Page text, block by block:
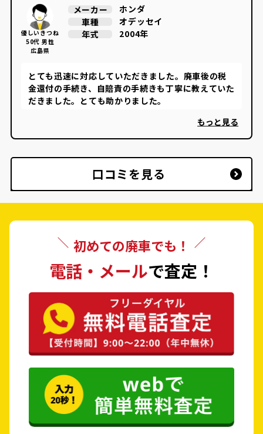
優しいきつね
50代 男性
広島県
メーカー
ホンダ
車種
オデッセイ
年式
2004年
とても迅速に対応していただきました。廃車後の税
金還付の手続き、自賠責の手続きも丁寧に教えていた
だきました。とても助かりました。
もっと見る
口コミを見る
初めての廃車でも！
電話・メールで査定！